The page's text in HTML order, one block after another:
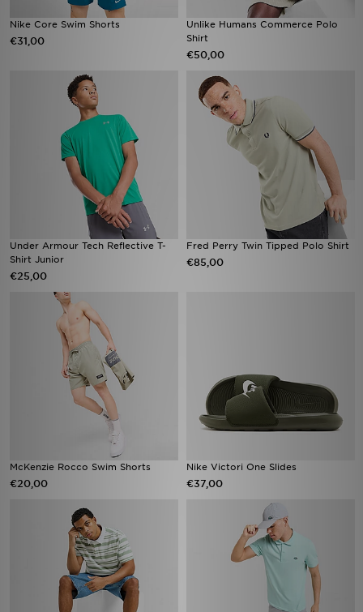
Nike Core Swim Shorts
€31,00
Unlike Humans Commerce Polo
Shirt
€50,00
Under Armour Tech Reflective T-
Shirt Junior
€25,00
Fred Perry Twin Tipped Polo Shirt
€85,00
McKenzie Rocco Swim Shorts
€20,00
Nike Victori One Slides
€37,00